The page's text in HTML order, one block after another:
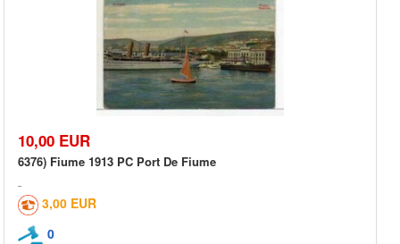
10,00 EUR
6376) Fiume 1913 PC Port De Fiume
3,00 EUR
0